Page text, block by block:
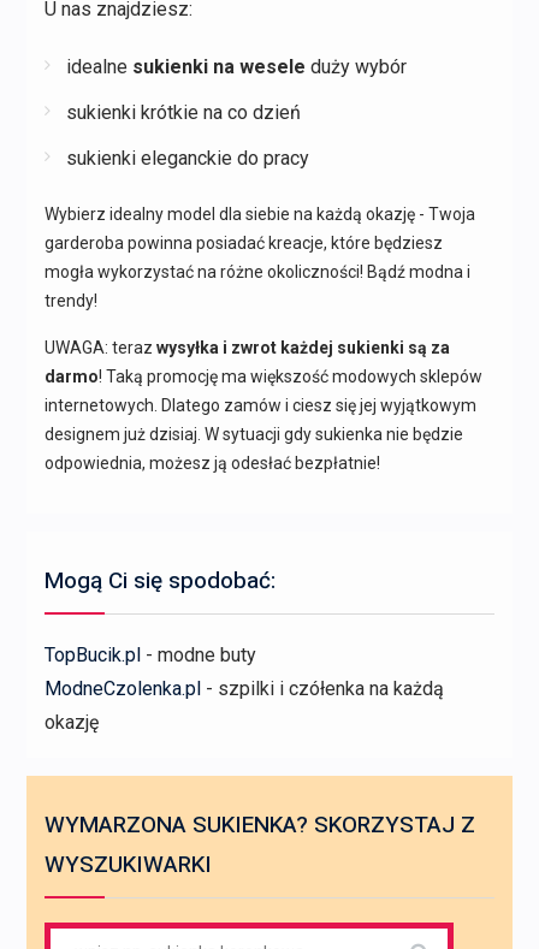
U nas znajdziesz:
idealne sukienki na wesele duży wybór
sukienki krótkie na co dzień
sukienki eleganckie do pracy
Wybierz idealny model dla siebie na każdą okazję - Twoja
garderoba powinna posiadać kreacje, które będziesz
mogła wykorzystać na różne okoliczności! Bądź modna i
trendy!
UWAGA: teraz wysyłka i zwrot każdej sukienki są za
darmo! Taką promocję ma większość modowych sklepów
internetowych. Dlatego zamów i ciesz się jej wyjątkowym
designem już dzisiaj. W sytuacji gdy sukienka nie będzie
odpowiednia, możesz ją odesłać bezpłatnie!
Mogą Ci się spodobać:
TopBucik.pl - modne buty
ModneCzolenka.pl - szpilki i czółenka na każdą
okazję
WYMARZONA SUKIENKA? SKORZYSTAJ Z
WYSZUKIWARKI